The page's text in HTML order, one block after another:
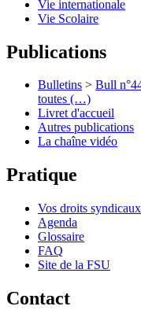
Vie internationale
Vie Scolaire
Publications
Bulletins > Bull
toutes (…)
Livret d'accueil
Autres publications
La chaîne vidéo
Pratique
Vos droits syndicaux
Agenda
Glossaire
FAQ
Site de la FSU
Contact